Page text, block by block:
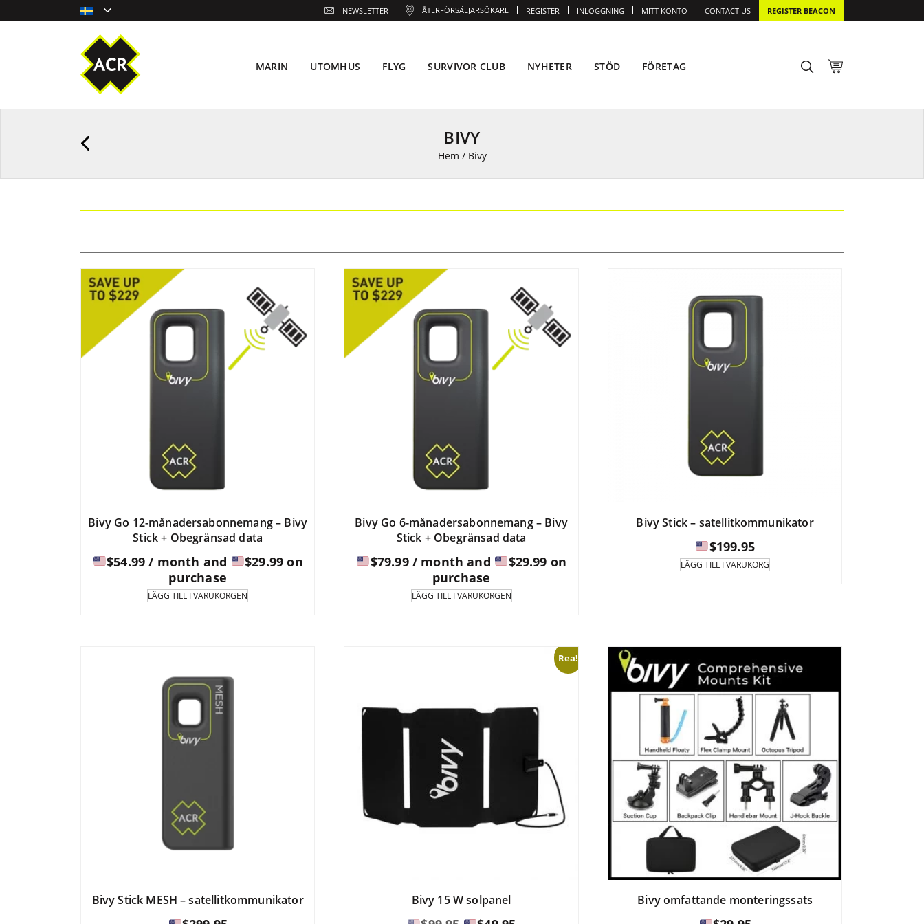
BIVY
Hem / Bivy
Bivy Go 12-månadersabonnemang – Bivy
Stick + Obegränsad data
$54.99 / month and $29.99 on
purchase
LÄGG TILL I VARUKORGEN
Bivy Go 6-månadersabonnemang – Bivy
Stick + Obegränsad data
$79.99 / month and $29.99 on
purchase
LÄGG TILL I VARUKORGEN
Bivy Stick – satellitkommunikator
$199.95
LÄGG TILL I VARUKORG
Bivy Stick MESH – satellitkommunikator
Rea!
Bivy 15 W solpanel Bivy omfattande monteringssats
MARIN UTOMHUS FLYG SURVIVOR CLUB NYHETER STÖD FÖRETAG
NEWSLETTER ÅTERFÖRSÄLJARSÖKARE REGISTER INLOGGNING MITT KONTO CONTACT US REGISTER BEACON